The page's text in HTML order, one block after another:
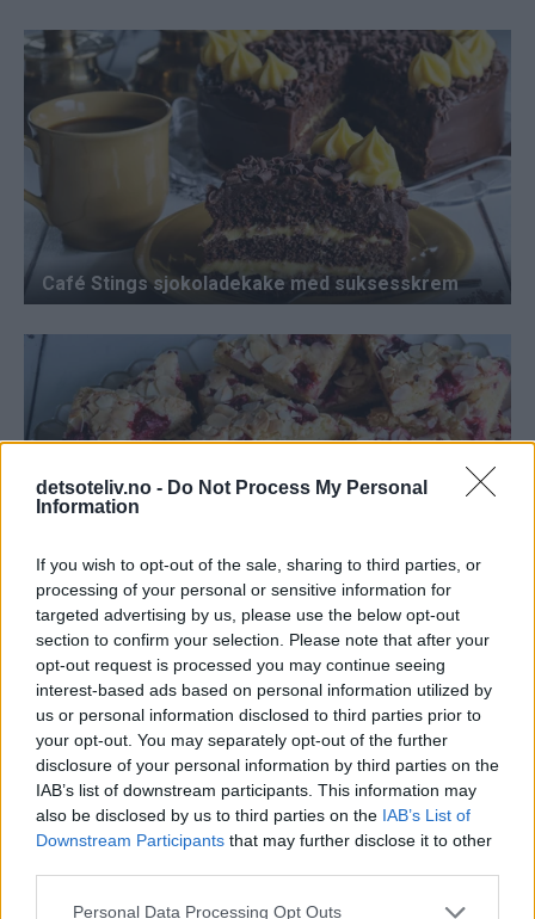
detsoteliv.no - Do Not Process My Personal
Information
If you wish to opt-out of the sale, sharing to third parties, or
processing of your personal or sensitive information for
targeted advertising by us, please use the below opt-out
section to confirm your selection. Please note that after your
opt-out request is processed you may continue seeing
interest-based ads based on personal information utilized by
us or personal information disclosed to third parties prior to
your opt-out. You may separately opt-out of the further
disclosure of your personal information by third parties on the
IAB’s list of downstream participants. This information may
also be disclosed by us to third parties on the IAB’s List of
Downstream Participants that may further disclose it to other
Personal Data Processing Opt Outs
print
Pink Marshmallow Fudge